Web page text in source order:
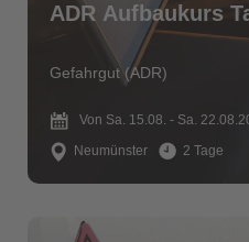
ADR Aufbaukurs
Gefahrgut (ADR)
Von Sa. 15.08. - Sa.
Neumünster
2 Tage